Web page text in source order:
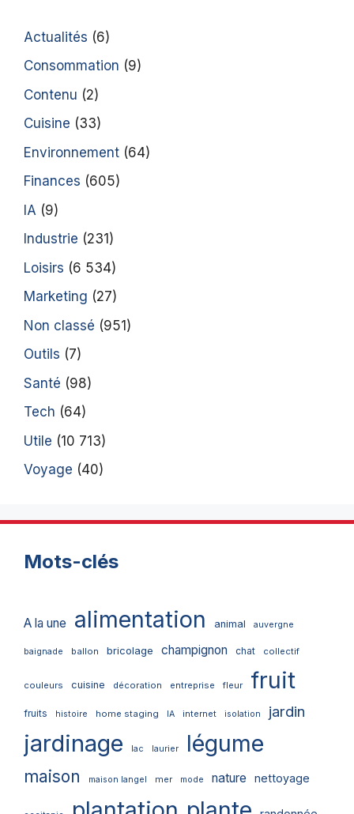
Actualités (6)
Consommation (9)
Contenu (2)
Cuisine (33)
Environnement (64)
Finances (605)
IA (9)
Industrie (231)
Loisirs (6 534)
Marketing (27)
Non classé (951)
Outils (7)
Santé (98)
Tech (64)
Utile (10 713)
Voyage (40)
Mots-clés
A la une alimentation animal auvergne
baignade ballon bricolage champignon chat collectif
couleurs cuisine décoration entreprise fleur fruit
fruits histoire home staging IA internet isolation jardin
jardinage lac laurier légume
maison maison langel mer mode nature nettoyage